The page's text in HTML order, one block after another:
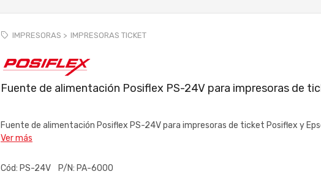
IMPRESORAS > IMPRESORAS TICKET
Fuente de alimentación Posiflex PS-24V para impresoras de
Fuente de alimentación Posiflex PS-24V para impresoras de ticket Posiflex y
Ver más
Cód: PS-24V P/N: PA-6000